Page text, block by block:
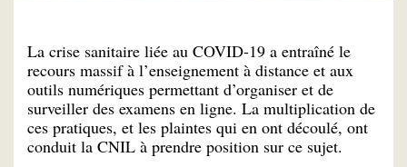
La crise sanitaire liée au COVID-19 a entraîné le
recours massif à l’enseignement à distance et aux
outils numériques permettant d’organiser et de
surveiller des examens en ligne. La multiplication de
ces pratiques, et les plaintes qui en ont découlé, ont
conduit la CNIL à prendre position sur ce sujet.